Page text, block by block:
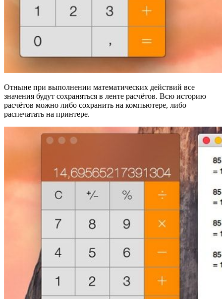
Отныне при выполнении математических действий все
значения будут сохраняться в ленте расчётов. Всю историю
расчётов можно либо сохранить на компьютере, либо
распечатать на принтере.